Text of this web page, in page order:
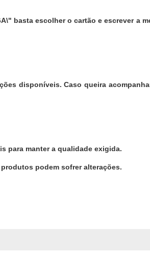
basta escolher o cartão e escrever a
disponíveis. Caso queira
para manter a qualidade exigida.
podem sofrer alterações.